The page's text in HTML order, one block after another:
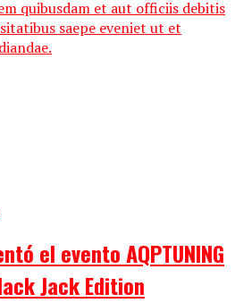
quibusdam et aut officiis debitis
saepe eveniet ut et
el evento AQPTUNING
Jack Edition